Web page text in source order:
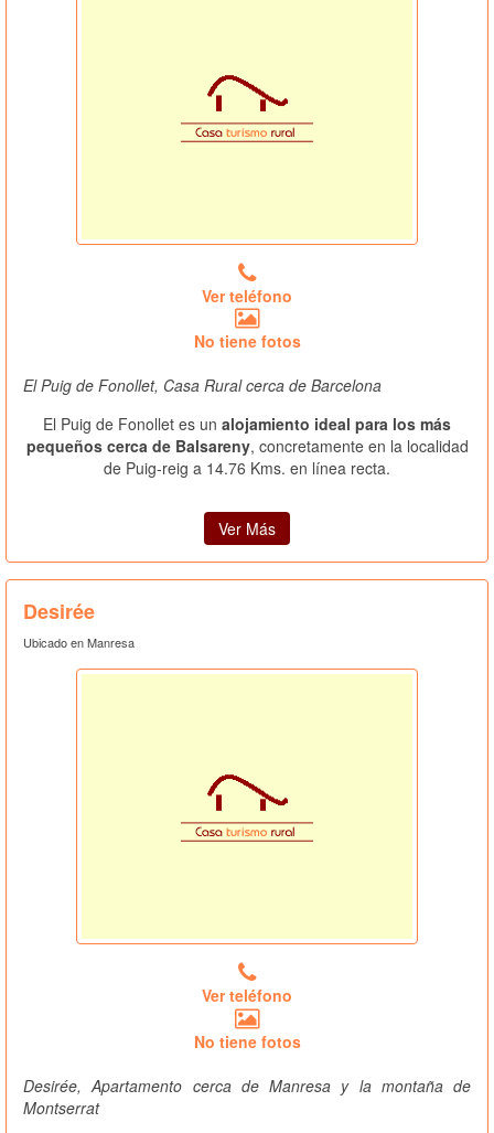
Ver teléfono
No tiene fotos
El Puig de Fonollet, Casa Rural cerca de Barcelona
El Puig de Fonollet es un alojamiento ideal para los más
pequeños cerca de Balsareny, concretamente en la localidad
de Puig-reig a 14.76 Kms. en línea recta.
Ver Más
Desirée
Ubicado en Manresa
Ver teléfono
No tiene fotos
Desirée, Apartamento cerca de Manresa y la montaña de
Montserrat